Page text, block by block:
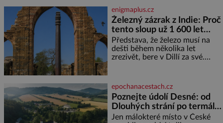
sladkých. Sůl je zdravá Ale v
ani ne třetinovém množství, než
je pro většinu populace běžné.
Její základní složky– sodík a
chlór – jsou zásadní pro
správné hospodaření
enigmaplus.cz
Železný zázrak z Indie: Proč
tento sloup už 1 600 let
nezná rez?
Představa, že železo musí na
dešti během několika let
zrezivět, bere v Dillí za své.
železný sloup, který už přibližně
1 600 let odolává počasí
epochanacestach.cz
Poznejte údolí Desné: od
Dlouhých strání po termální
prameny
Jen málokteré místo v České